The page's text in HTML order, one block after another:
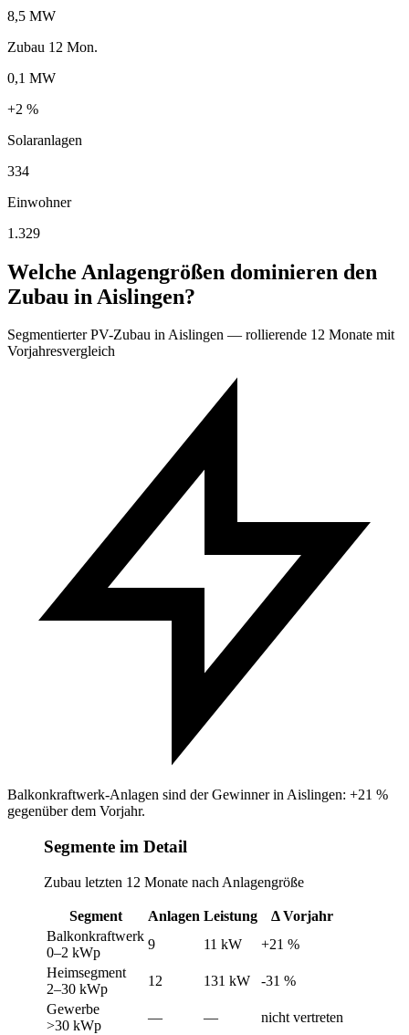
8,5 MW
Zubau 12 Mon.
0,1 MW
+2 %
Solaranlagen
334
Einwohner
1.329
Welche Anlagengrößen dominieren den
Zubau in Aislingen?
Segmentierter PV-Zubau in Aislingen — rollierende 12 Monate mit
Vorjahresvergleich
Balkonkraftwerk-Anlagen sind der Gewinner in Aislingen: +21 %
gegenüber dem Vorjahr.
Segmente im Detail
Zubau letzten 12 Monate nach Anlagengröße
Segment Anlagen Leistung
Δ Vorjahr
Balkonkraftwerk
0–2 kWp
9 11 kW
+21 %
Heimsegment
2–30 kWp
12 131 kW
-31 %
Gewerbe
>30 kWp
— —
nicht vertreten